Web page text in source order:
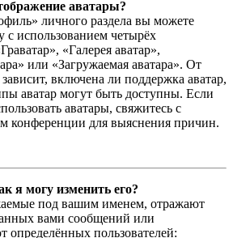
аватары?
личного раздела вы можете
с использованием четырёх
«Галерея аватар»,
или «Загружаемая аватара». От
включена ли поддержка аватар,
аватар могут быть доступны. Если
аватары, свяжитесь с
конференции для выяснения причин.
я могу изменить его?
под вашим именем, отражают
вами сообщений или
определённых пользователей: